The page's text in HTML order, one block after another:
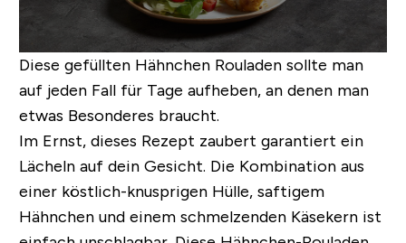
Diese gefüllten Hähnchen Rouladen sollte man
auf jeden Fall für Tage aufheben, an denen man
etwas Besonderes braucht.
Im Ernst, dieses Rezept zaubert garantiert ein
Lächeln auf dein Gesicht. Die Kombination aus
einer köstlich-knusprigen Hülle, saftigem
Hähnchen und einem schmelzenden Käsekern ist